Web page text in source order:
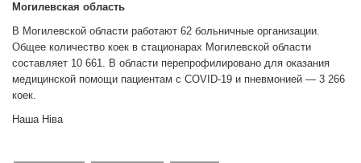
Могилевская область
В Могилевской области работают 62 больничные организации.
Общее количество коек в стационарах Могилевской области
составляет 10 661. В области перепрофилировано для оказания
медицинской помощи пациентам с COVID-19 и пневмонией — 3 266
коек.
Наша Нiва